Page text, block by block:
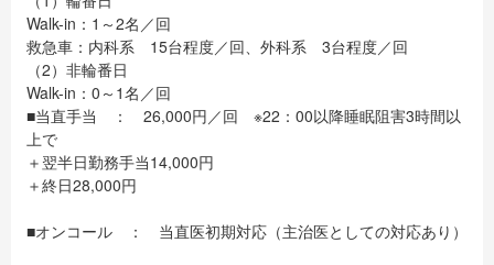
Walk-in：1～2名／回
救急車：内科系 15台程度／回、外科系 3台程度／回
（2）非輪番日
Walk-in：0～1名／回
■当直手当 ： 26,000円／回 ※22：00以降睡眠阻害3時間以
上で
＋翌半日勤務手当14,000円
＋終日28,000円
■オンコール ： 当直医初期対応（主治医としての対応あり）